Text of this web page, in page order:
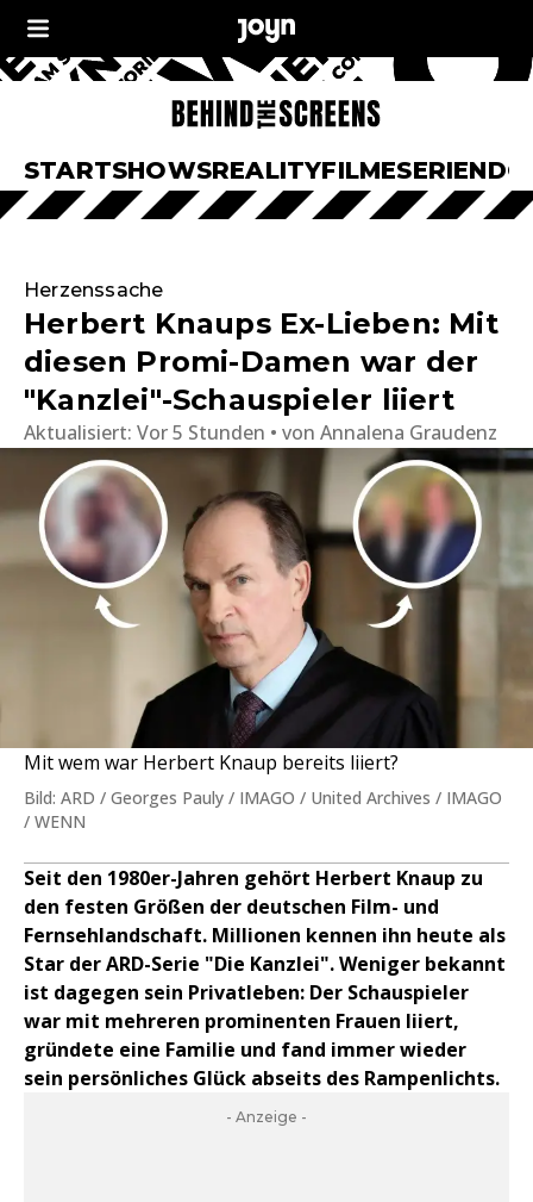
STARTSHOWSREALITYFILMESERIEN
Herzenssache
Herbert Knaups Ex-Lieben: Mit
diesen Promi-Damen war der
"Kanzlei"-Schauspieler liiert
Aktualisiert: Vor 5 Stunden von Annalena Graudenz
Mit wem war Herbert Knaup bereits liiert?
Bild: ARD / Georges Pauly / IMAGO / United Archives / IMAGO
/ WENN
Seit den 1980er-Jahren gehört Herbert Knaup zu
den festen Größen der deutschen Film- und
Fernsehlandschaft. Millionen kennen ihn heute als
Star der ARD-Serie "Die Kanzlei". Weniger bekannt
ist dagegen sein Privatleben: Der Schauspieler
war mit mehreren prominenten Frauen liiert,
gründete eine Familie und fand immer wieder
sein persönliches Glück abseits des Rampenlichts.
- Anzeige -